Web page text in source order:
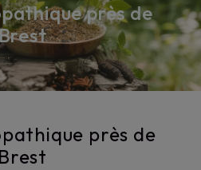
près de
près de
Brest